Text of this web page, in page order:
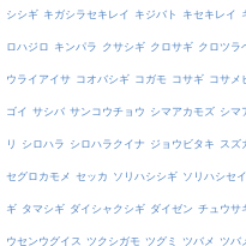
シシギ キガシラセキレイ キジバト キセキレイ
ロハジロ キンパラ クサシギ クロサギ クロツラ
ウライアイサ コオバシギ コガモ コサギ コサメ
ゴイ サシバ サンコウチョウ シマアカモズ シマ
リ シロハラ シロハラクイナ ジョウビタキ スズ
セグロカモメ セッカ ソリハシシギ ソリハシセ
ギ タマシギ ダイシャクシギ ダイゼン チュウサ
ウセンウグイス ツクシガモ ツグミ ツバメ ツバ